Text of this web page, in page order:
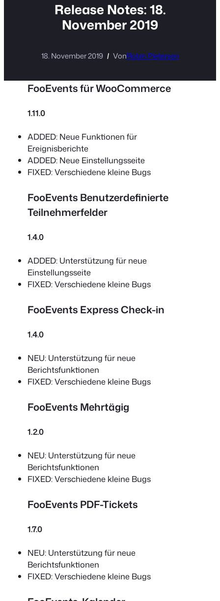
Release Notes: 18.
November 2019
18. November 2019 VonRobin Pietersen
FooEvents für WooCommerce
1.11.0
ADDED: Neue Funktionen für
Ereignisberichte
ADDED: Neue Einstellungsseite
FIXED: Verschiedene kleine Bugs
FooEvents Benutzerdefinierte
Teilnehmerfelder
1.4.0
ADDED: Unterstützung für neue
Einstellungsseite
FIXED: Verschiedene kleine Bugs
FooEvents Express Check-in
1.4.0
NEU: Unterstützung für neue
Berichtsfunktionen
FIXED: Verschiedene kleine Bugs
FooEvents Mehrtägig
1.2.0
NEU: Unterstützung für neue
Berichtsfunktionen
FIXED: Verschiedene kleine Bugs
FooEvents PDF-Tickets
1.7.0
NEU: Unterstützung für neue
Berichtsfunktionen
FIXED: Verschiedene kleine Bugs